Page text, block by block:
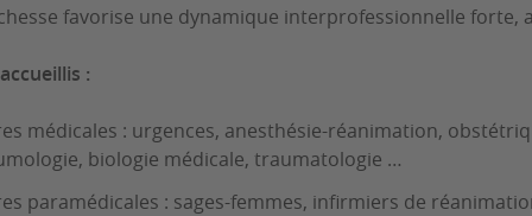
favorise une dynamique interprofessionnelle
:
médicales : urgences, anesthésie-réanimation,
biologie médicale, traumatologie …
paramédicales : sages-femmes, infirmiers de